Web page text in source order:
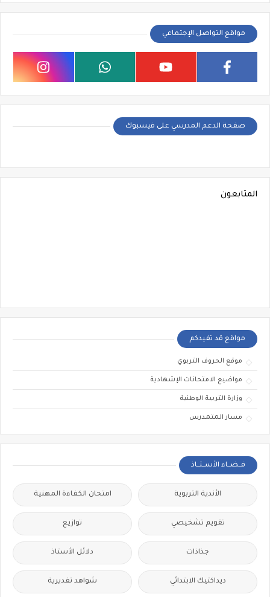
مواقع التواصل الإجتماعي
صفحة الدعم المدرسي على فيسبوك
المتابعون
مواقع قد تفيدكم
موقع الحروف التربوي
مواضيع الامتحانات الإشهادية
وزارة التربية الوطنية
مسار المتمدرس
فــضــاء الأســتــاذ
الأندية التربوية امتحان الكفاءة المهنية
تقويم تشخيصي توازيع
جذاذات دلائل الأستاذ
ديداكتيك الابتدائي شواهد تقديرية